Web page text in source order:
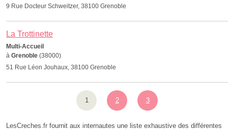
9 Rue Docteur Schweitzer, 38100 Grenoble
La Trottinette
Multi-Accueil
à Grenoble (38000)
51 Rue Léon Jouhaux, 38100 Grenoble
1 2 3
LesCreches.fr fournit aux internautes une liste exhaustive des différentes